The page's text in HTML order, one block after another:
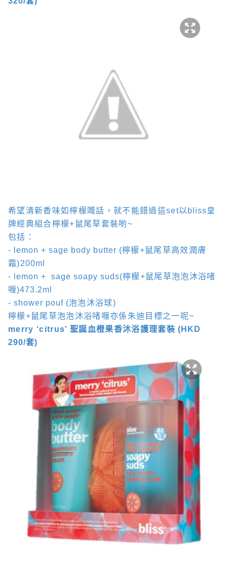
希望清新香味如檸檬嘅話，就不能錯過這set以 bliss皇
牌經典組合檸檬+ 鼠尾草套裝喲~
包括：
- lemon + sage body butter (檸檬+鼠尾草高效潤膚
霜)200ml
- lemon +
sage soapy suds(檸檬+鼠尾草泡泡沐浴啫
喱)473.2ml
- shower pouf (泡泡沐浴球)
檸檬+鼠尾草泡泡沐浴啫喱亦係朱迪目標之一呢~
merry ‘citrus’ 聖誕血橙果香沐浴護理套裝 (HKD
290/套)